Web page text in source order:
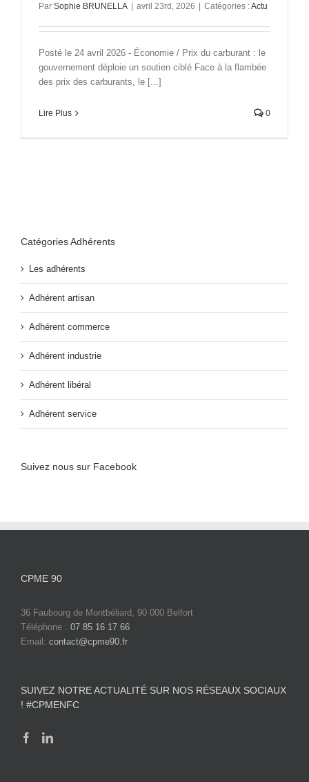
Par Sophie BRUNELLA | avril 23rd, 2026 | Catégories :Actu
Posté le 24 avril 2026 - Économie / Prix du carburant : le
gouvernement déploie un soutien ciblé Face à la flambée
des prix des carburants, le [...]
Lire Plus 0
Catégories Adhérents
Les adhérents
Adhérent artisan
Adhérent commerce
Adhérent industrie
Adhérent libéral
Adhérent service
Suivez nous sur Facebook
CPME 90
36 Faubourg de Montbéliard, 90 000 Belfort
Téléphone : 07 85 16 17 66
Email: contact@cpme90.fr
SUIVEZ NOTRE ACTUALITÉ SUR NOS RÉSEAUX SOCIAUX
! #CPMENFC